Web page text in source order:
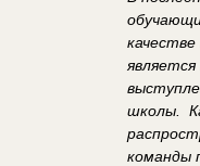
школы.
команды